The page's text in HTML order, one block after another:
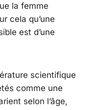
la femme
cela qu’une
est d’une
scientifique
comme une
selon l’âge,